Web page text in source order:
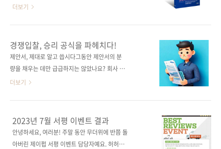
나의 사고 수준을 증명하는 도구가 되었다는 인
상 깊은 서평, 함께 읽어보실까요?- 서O아 님 실
사합니다.
(가나다순) [교보문고] [도서11번가] [알라딘]
[예스이십사] 출판사 제이펍도서명 실무에 바로
쓰는 일잘러의 제안서 작성법부제목 제안서부터
프레젠테이션까지 치열한 경쟁에서 승리하기 위
리즈출판일 2024년 11월 29일페이지 184쪽판
형 신국판변형(152*215*11.4)제 본 무선(soft
77-2(13000)키워드 제안서, 경쟁입찰, 프레젠
테이션, B2B, 조달청, 제안요청서, 기획서,..
더보기
경쟁입찰, 승리 공식을 파헤치다!
제안서, 제대로 알고 씁시다그동안 제안서의 분
량을 채우는 데만 급급하지는 않았나요? 회사 이
력, 비전, 사업 분야는 물론 심지어 대표님 이력
심은 빠지고 입찰에 실패하는 상황을 반복하게
될 텐데요, 경쟁입찰은 회사의 한 해 농사를 결정
하는 중요한 이벤트입니다. 실패가 당연해서는
더보기
2023년 7월 서평 이벤트 결과
안녕하세요, 여러분! 주말 동안 무더위에 반쯤 돌
아버린 제이펍 서평 이벤트 담당자예요. 허허~